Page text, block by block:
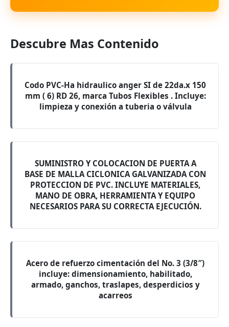
Descubre Mas Contenido
Codo PVC-Ha hidraulico anger SI de 22da.x 150
mm ( 6) RD 26, marca Tubos Flexibles . Incluye:
limpieza y conexión a tuberia o válvula
SUMINISTRO Y COLOCACION DE PUERTA A
BASE DE MALLA CICLONICA GALVANIZADA CON
PROTECCION DE PVC. INCLUYE MATERIALES,
MANO DE OBRA, HERRAMIENTA Y EQUIPO
NECESARIOS PARA SU CORRECTA EJECUCIÓN.
Acero de refuerzo cimentación del No. 3 (3/8″)
incluye: dimensionamiento, habilitado,
armado, ganchos, traslapes, desperdicios y
acarreos